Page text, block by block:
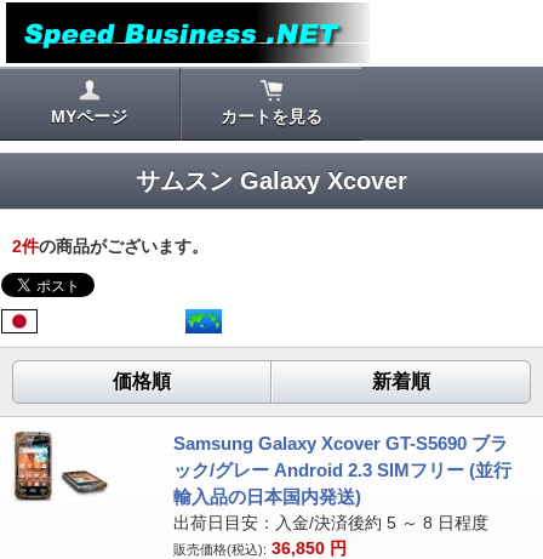
MYページ カートを見る
サムスン Galaxy Xcover
2件の商品がございます。
価格順 新着順
Samsung Galaxy Xcover GT-S5690 ブラ
ック/グレー Android 2.3 SIMフリー (並行
輸入品の日本国内発送)
出荷日目安：入金/決済後約 5 ～ 8 日程度
販売価格(税込): 36,850 円